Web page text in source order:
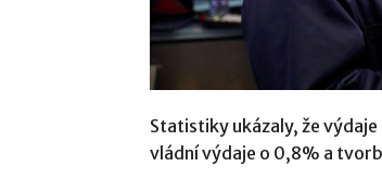
Statistiky ukázaly, že
vládní výdaje o 0,8% a